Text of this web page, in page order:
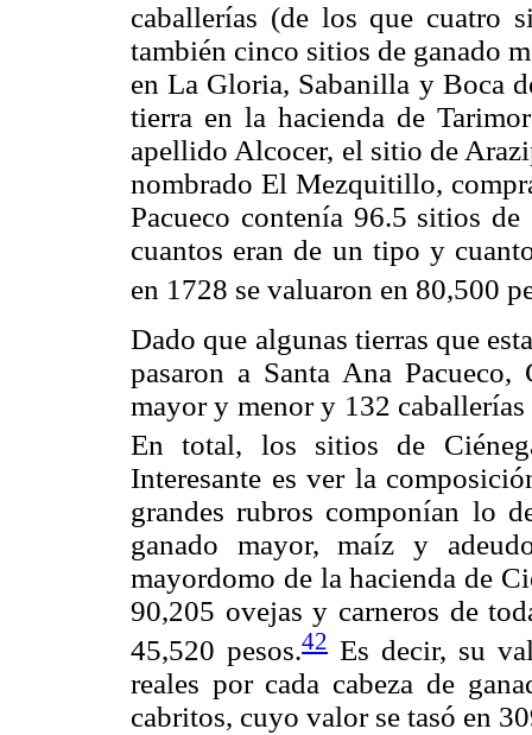
caballerías (de los que cuatro
también cinco sitios de ganado
en La Gloria, Sabanilla y Boca
tierra en la hacienda de
apellido Alcocer, el sitio de
nombrado El Mezquitillo,
Pacueco contenía 96.5 sitios
cuantos eran de un tipo y
en 1728 se valuaron en 80,500
Dado que algunas tierras que
pasaron a Santa Ana
mayor y menor y 132
En total, los sitios de
Interesante es ver la
grandes rubros componían lo
ganado mayor, maíz y
mayordomo de la hacienda de
90,205 ovejas y carneros de
45,520 pesos.42Es decir, su
reales por cada cabeza de
cabritos, cuyo valor se tasó en